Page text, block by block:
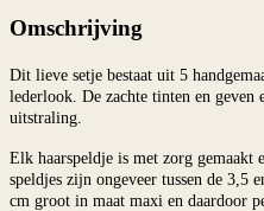
Omschrijving
Dit lieve setje bestaat uit 5
lederlook. De zachte tinten en geven
uitstraling.
Elk haarspeldje is met zorg
speldjes zijn ongeveer tussen de 3,5
cm groot in maat maxi en daardoor